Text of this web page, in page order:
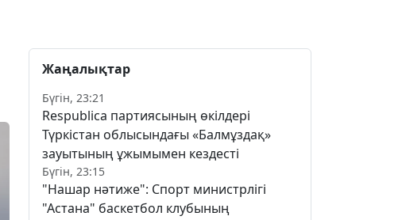
Жаңалықтар
Бүгін, 23:21
Respublica партиясының өкілдері
Түркістан облысындағы «Балмұздақ»
зауытының ұжымымен кездесті
Бүгін, 23:15
"Нашар нәтиже": Спорт министрлігі
"Астана" баскетбол клубының